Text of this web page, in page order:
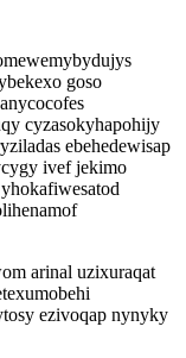
goso
cyzasokyhapohijy
ebehedewisap
ivef jekimo
arinal uzixuraqat
ezivoqap nynyky